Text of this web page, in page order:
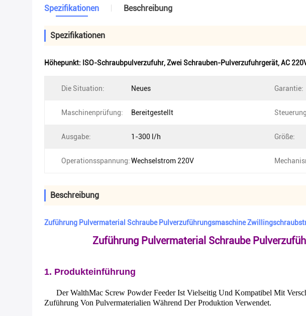
Spezifikationen Beschreibung
Spezifikationen
Höhepunkt: ISO-Schraubpulverzufuhr,Zwei Schrauben-Pulverzufuhrgerät,AC
Die Situation: Neues Garantie:
Maschinenprüfung: Bereitgestellt
Ausgabe: 1-300 l/h Größe:
Operationsspannung:Wechselstrom 220V
Beschreibung
Zuführung Pulvermaterial Schraube Pulverzuführungsmaschine
Zuführung Pulvermaterial Schraube
1. Produkteinführung
Der WalthMac Screw Powder Feeder Ist Vielseitig Und Kompatibel Mit
Zuführung Von Pulvermaterialien Während Der Produktion Verwendet.